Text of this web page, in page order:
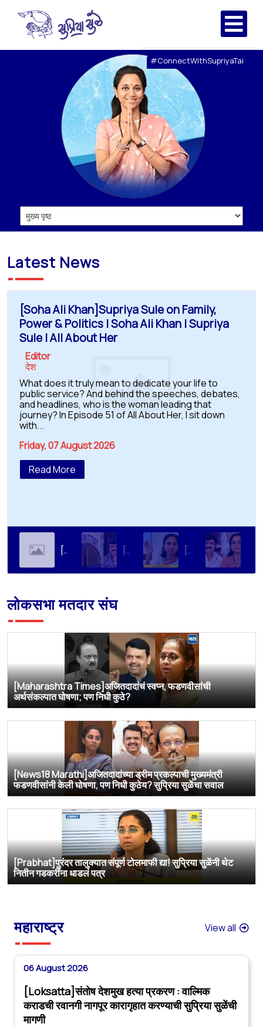
#ConnectWithSupriyaTai
Latest News
[Soha Ali Khan]Supriya Sule on Family,
Power & Politics | Soha Ali Khan | Supriya
Sule | All About Her
Editor
देश
What does it truly mean to dedicate your life to
public service? And behind the speeches, debates,
and headlines, who is the woman leading that
journey? In Episode 51 of All About Her, I sit down
with...
Friday, 07 August 2026
Read More
[Soha Ali Khan]Supriya Sule on Family, Power & Politics | Soha Ali Khan | Supriya Sule | All About Her [Loksatta]संतोष देशमुख हत्या प्रकरण : वाल्मिक कराडची रवानगी नागपूर कारागृहात करण्याची सुप्रिया सुळेंची मागणी [Dainik Prabhat]‘वाल्मिक कराडला बीड कारागृहातून नागपूरला हलवा’; सुप्रिया सुळेंची मुख्यमंत्र्यांकडे मोठी मागणी
लोकसभा मतदार संघ
[Maharashtra Times]अजितदादांचं स्वप्न, फडणवीसांची
अर्थसंकल्पात घोषणा; पण निधी कुठे?
[News18 Marathi]अजितदादांच्या ड्रीम प्रकल्पाची मुख्यमंत्री
फडणवीसांनी केली घोषणा, पण निधी कुठेय? सुप्रिया सुळेंचा सवाल
[Prabhat]पुरंदर तालुक्यात संपूर्ण टोलमाफी द्या! सुप्रिया सुळेंनी थेट
नितीन गडकरींना धाडलं पत्र
महाराष्ट्र View all
06 August 2026
[Loksatta]संतोष देशमुख हत्या प्रकरण : वाल्मिक
कराडची रवानगी नागपूर कारागृहात करण्याची सुप्रिया सुळेंची
मागणी